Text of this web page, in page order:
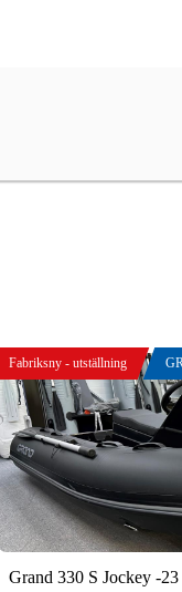
Fabriksny - utställning
Grand 330 S Jockey -